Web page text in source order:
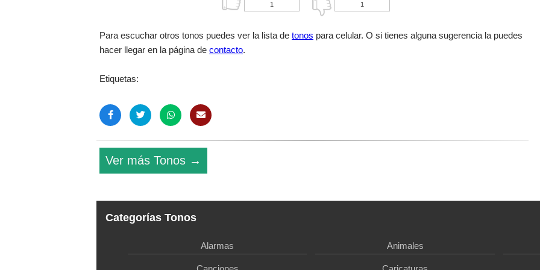
1 1
Para escuchar otros tonos puedes ver la lista de tonos para celular. O si tienes alguna sugerencia la puedes
hacer llegar en la página de contacto.
Etiquetas:
Ver más Tonos →
Categorías Tonos
Alarmas Animales